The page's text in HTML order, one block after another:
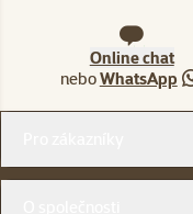
Online chat
neboWhatsApp